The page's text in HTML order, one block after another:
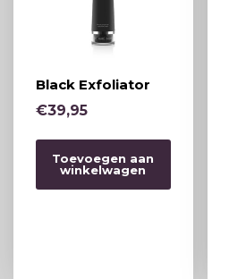
Black Exfoliator
€39,95
Toevoegen aan
winkelwagen